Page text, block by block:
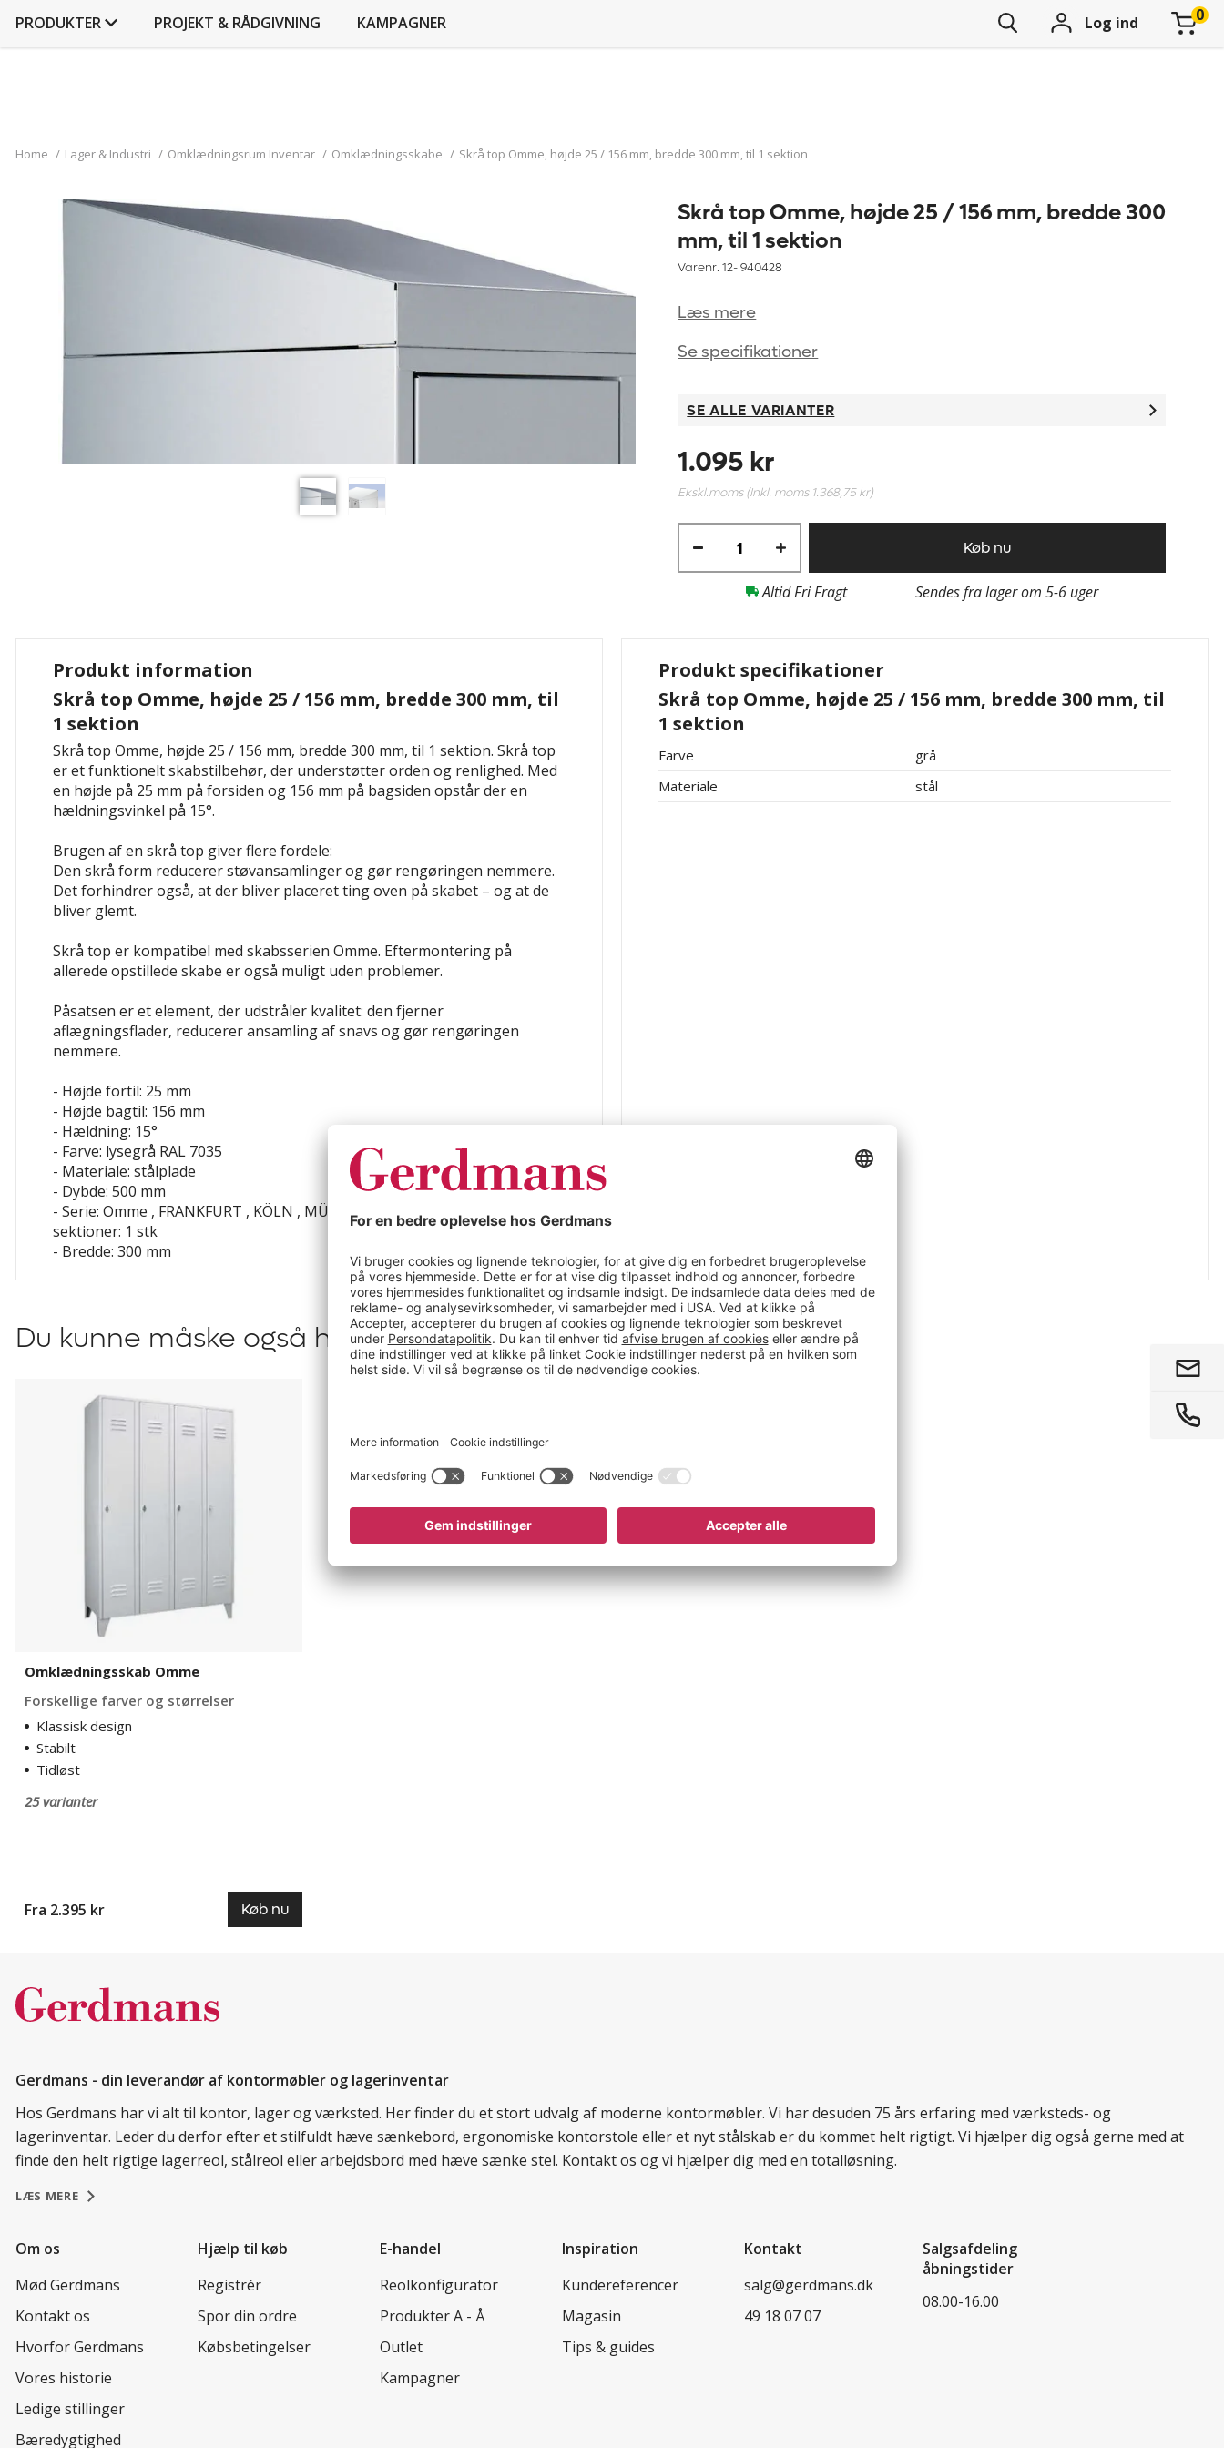
PRODUKTER PROJEKT & RÅDGIVNING KAMPAGNER Log ind
Home / Lager & Industri / Omklædningsrum Inventar / Omklædningsskabe / Skrå top Omme, højde 25 / 156 mm, bredde 300 mm, til 1 sektion
Skrå top Omme, højde 25 / 156 mm, bredde 300
mm, til 1 sektion
Varenr. 12-940428
Læs mere
Se specifikationer
SE ALLE VARIANTER
1.095 kr
Ekskl.moms (Inkl. moms 1.368,75 kr)
Køb nu
Altid Fri Fragt Sendes fra lager om 5-6 uger
Produkt information
Skrå top Omme, højde 25 / 156 mm, bredde 300 mm, til
1 sektion
Skrå top Omme, højde 25 / 156 mm, bredde 300 mm, til 1 sektion. Skrå top
er et funktionelt skabstilbehør, der understøtter orden og renlighed. Med
en højde på 25 mm på forsiden og 156 mm på bagsiden opstår der en
hældningsvinkel på 15°.
Brugen af en skrå top giver flere fordele:
Den skrå form reducerer støvansamlinger og gør rengøringen nemmere.
Det forhindrer også, at der bliver placeret ting oven på skabet – og at de
bliver glemt.
Skrå top er kompatibel med skabsserien Omme. Eftermontering på
allerede opstillede skabe er også muligt uden problemer.
Påsatsen er et element, der udstråler kvalitet: den fjerner
aflægningsflader, reducerer ansamling af snavs og gør rengøringen
nemmere.
- Højde fortil: 25 mm
- Højde bagtil: 156 mm
- Hældning: 15°
- Farve: lysegrå RAL 7035
- Materiale: stålplade
- Dybde: 500 mm
- Serie: Omme , FRANKFURT , KÖLN , MÜNCHEN , STUTTGARTAntal
sektioner: 1 stk
- Bredde: 300 mm
Produkt specifikationer
Skrå top Omme, højde 25 / 156 mm, bredde 300 mm, til
1 sektion
Farve
grå
Materiale
stål
Du kunne måske også have brug for?
Omklædningsskab Omme
Forskellige farver og størrelser
Klassisk design
Stabilt
Tidløst
25 varianter
Fra 2.395 kr Køb nu
Gerdmans - din leverandør af kontormøbler og lagerinventar
Hos Gerdmans har vi alt til kontor, lager og værksted. Her finder du et stort udvalg af moderne kontormøbler. Vi har desuden 75 års erfaring med værksteds- og
lagerinventar. Leder du derfor efter et stilfuldt hæve sænkebord, ergonomiske kontorstole eller et nyt stålskab er du kommet helt rigtigt. Vi hjælper dig også gerne med at
finde den helt rigtige lagerreol, stålreol eller arbejdsbord med hæve sænke stel. Kontakt os og vi hjælper dig med en totalløsning.
LÆS MERE
Om os
Mød Gerdmans
Kontakt os
Hvorfor Gerdmans
Vores historie
Ledige stillinger
Bæredygtighed
Hjælp til køb
Registrér
Spor din ordre
Købsbetingelser
E-handel
Reolkonfigurator
Produkter A - Å
Outlet
Kampagner
Inspiration
Kundereferencer
Magasin
Tips & guides
Kontakt
salg@gerdmans.dk
49 18 07 07
Salgsafdeling
åbningstider
08.00-16.00